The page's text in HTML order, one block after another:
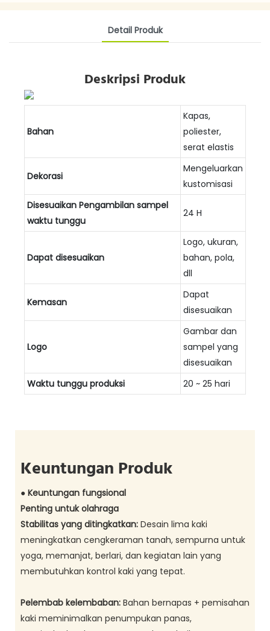
Detail Produk
Deskripsi Produk
Bahan
Kapas,
poliester,
serat elastis
Dekorasi
Mengeluarkan
kustomisasi
Disesuaikan Pengambilan sampel
waktu tunggu
24 H
Dapat disesuaikan
Logo, ukuran,
bahan, pola,
dll
Kemasan
Dapat
disesuaikan
Logo
Gambar dan
sampel yang
disesuaikan
Waktu tunggu produksi
20 ~ 25 hari
Keuntungan Produk
● Keuntungan fungsional
Penting untuk olahraga
Stabilitas yang ditingkatkan: Desain lima kaki
meningkatkan cengkeraman tanah, sempurna untuk
yoga, memanjat, berlari, dan kegiatan lain yang
membutuhkan kontrol kaki yang tepat.
Pelembab kelembaban: Bahan bernapas + pemisahan
kaki meminimalkan penumpukan panas,